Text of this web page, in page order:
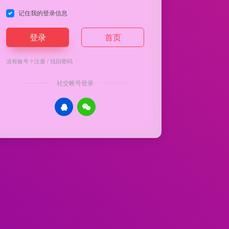
记住我的登录信息
登录 首页
没有账号？注册/找回密码
社交帐号登录